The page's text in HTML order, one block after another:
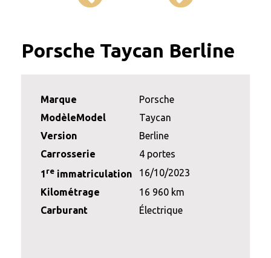
Porsche Taycan Berline
Marque
Porsche
ModèleModel
Taycan
Version
Berline
Carrosserie
4 portes
1 re immatriculation
16/10/2023
Kilométrage
16 960 km
Carburant
Électrique